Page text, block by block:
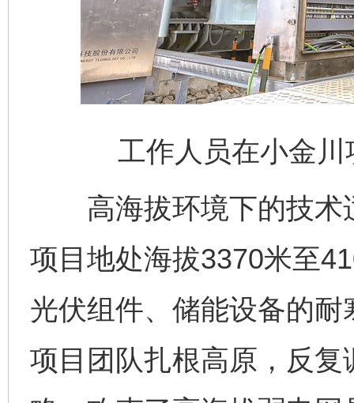
工作人员在小金
高海拔环境下的技术
项目地处海拔3370米至
光伏组件、储能设备的
项目团队扎根高原，反